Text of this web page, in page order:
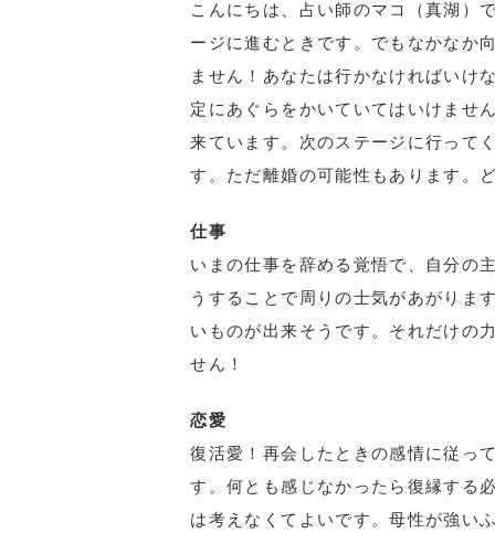
こんにちは、占い師のマコ（真湖）
ージに進むときです。でもなかなか
ません！あなたは行かなければいけ
定にあぐらをかいていてはいけませ
来ています。次のステージに行って
す。ただ離婚の可能性もあります。
仕事
いまの仕事を辞める覚悟で、自分の
うすることで周りの士気があがりま
いものが出来そうです。それだけの
せん！
恋愛
復活愛！再会したときの感情に従っ
す。何とも感じなかったら復縁する
は考えなくてよいです。母性が強い